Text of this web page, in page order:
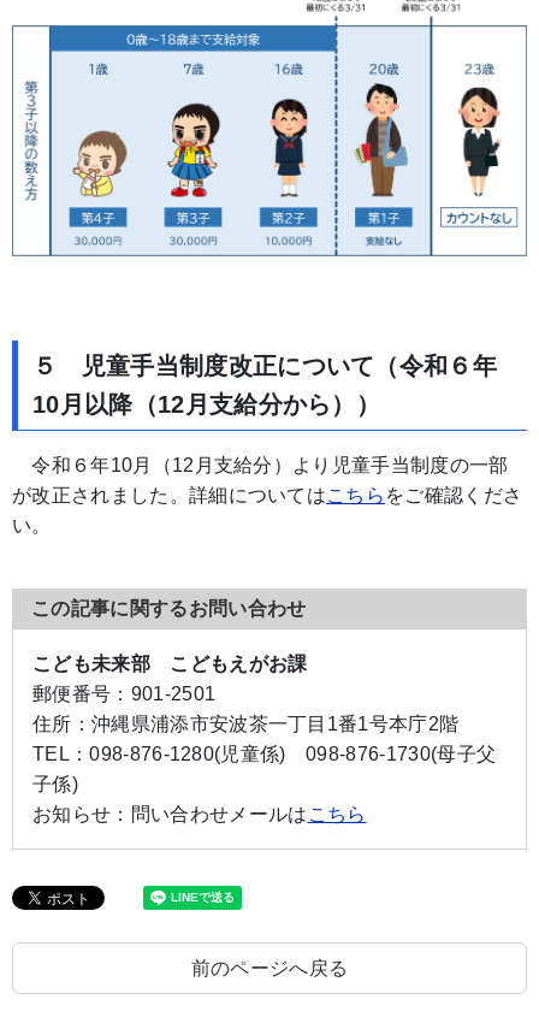
５ 児童手当制度改正について（令和６年
10月以降（12月支給分から））
令和６年10月（12月支給分）より児童手当制度の一部
が改正されました。詳細についてはこちら をご確認くださ
い。
この記事に関するお問い合わせ
こども未来部 こどもえがお課
郵便番号： 901-2501
住所： 沖縄県浦添市安波茶一丁目1番1号本庁2階
TEL：098-876-1280(児童係) 098-876-1730(母子父
子係)
お知らせ： 問い合わせメールは こちら
前のページへ戻る